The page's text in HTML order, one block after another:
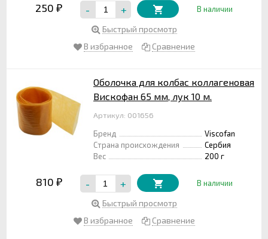
250 ₽ - + В наличии
Быстрый просмотр
В избранное
Сравнение
Оболочка для колбас коллагеновая
Вискофан 65 мм, лук 10 м.
Артикул: 001656
Бренд
Viscofan
Страна происхождения
Сербия
Вес
200 г
810 ₽ - + В наличии
Быстрый просмотр
В избранное
Сравнение